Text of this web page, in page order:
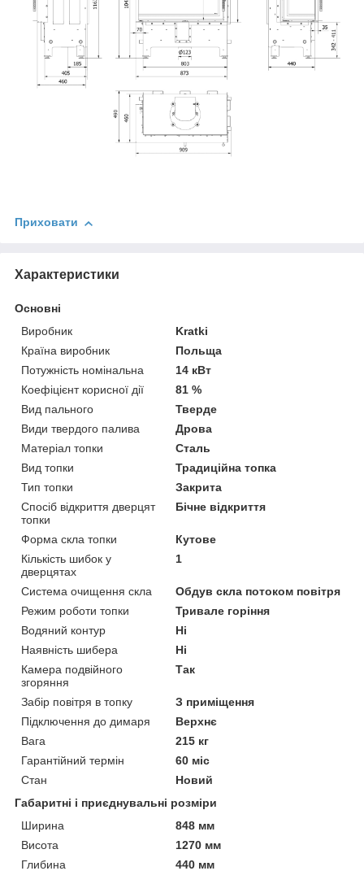
Приховати
Характеристики
Основні
Виробник
Kratki
Країна виробник
Польща
Потужність номінальна
14 кВт
Коефіцієнт корисної дії
81 %
Вид пального
Тверде
Види твердого палива
Дрова
Матеріал топки
Сталь
Вид топки
Традиційна топка
Тип топки
Закрита
Спосіб відкриття дверцят
топки
Бічне відкриття
Форма скла топки
Кутове
Кількість шибок у
дверцятах
1
Система очищення скла
Обдув скла потоком повітря
Режим роботи топки
Тривале горіння
Водяний контур
Ні
Наявність шибера
Ні
Камера подвійного
згоряння
Так
Забір повітря в топку
З приміщення
Підключення до димаря
Верхнє
Вага
215 кг
Гарантійний термін
60 міс
Стан
Новий
Габаритні і приєднувальні розміри
Ширина
848 мм
Висота
1270 мм
Глибина
440 мм